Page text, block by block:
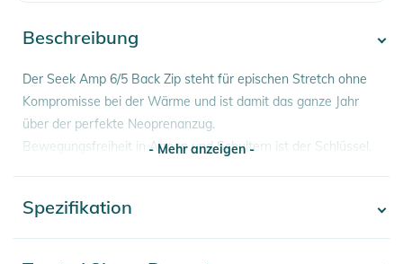
Beschreibung
Der Seek Amp 6/5 Back Zip steht für epischen Stretch ohne
Kompromisse bei der Wärme und ist damit das ganze Jahr
über der perfekte Neoprenanzug.
Bewegungsfreiheit in Armen und Schultern ist der Schlüssel,
zu verbessern, verwendet ION ein neues rautenförmiges
Außenfutter. Dank der einzigartigen Struktur lässt es sich
- Mehr anzeigen -
Spezifikation